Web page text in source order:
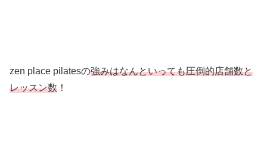
zen place pilatesの強みはなんといっても圧倒的店舗数と
レッスン数 ！